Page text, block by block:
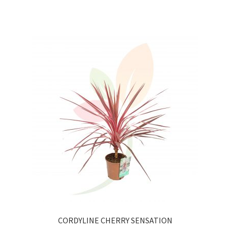
CORDYLINE CHERRY SENSATION